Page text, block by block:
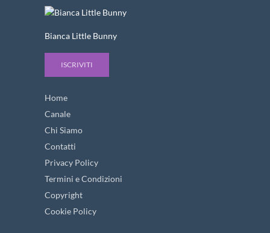
Bianca Little Bunny
ISCRIVITI
Home
Canale
Chi Siamo
Contatti
Privacy Policy
Termini e Condizioni
Copyright
Cookie Policy